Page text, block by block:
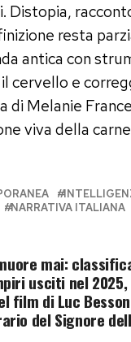
Distopia,
resta
antica con
cervello e
di Melanie
viva della
NARRATIVA ITALIANA
mai:
usciti nel
film di Luc
del Signore